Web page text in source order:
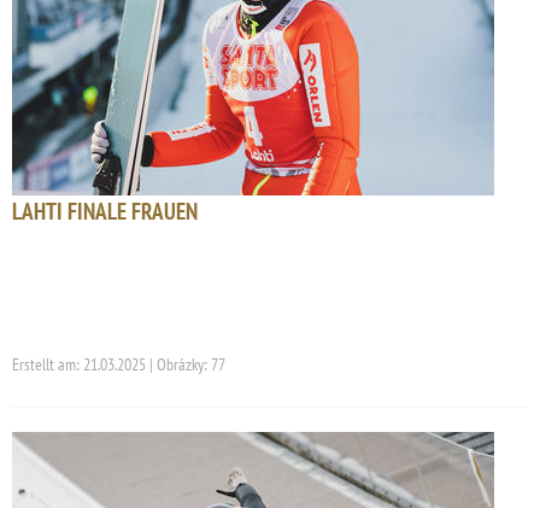
LAHTI FINALE FRAUEN
Erstellt am: 21.03.2025 | Obrázky: 77